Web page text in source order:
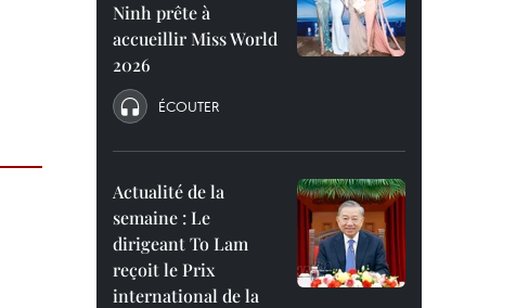
Ninh prête à
accueillir Miss World
2026
ÉCOUTER
Actualité de la
semaine : Le
dirigeant To Lam
reçoit le Prix
international de la